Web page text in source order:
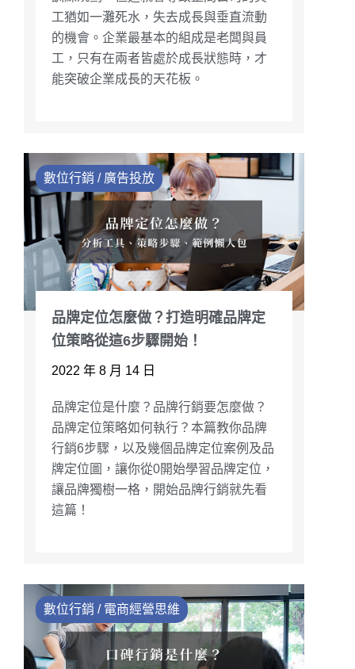
工猶如一灘死水，失去成長與垂直流動
的機會。企業最基本的組成是老闆與員
工，只有在兩者皆處於成長狀態時，才
能突破企業成長的天花板。
數位行銷 / 廣告投放
品牌定位怎麼做？打造明確品牌定
位策略從這6步驟開始！
2022 年 8 月 14 日
品牌定位是什麼？品牌行銷要怎麼做？
品牌定位策略如何執行？本篇教你品牌
行銷6步驟，以及幾個品牌定位案例及品
牌定位圖，讓你從0開始學習品牌定位，
讓品牌獨樹一格，開始品牌行銷就先看
這篇！
數位行銷 / 電商經營思維